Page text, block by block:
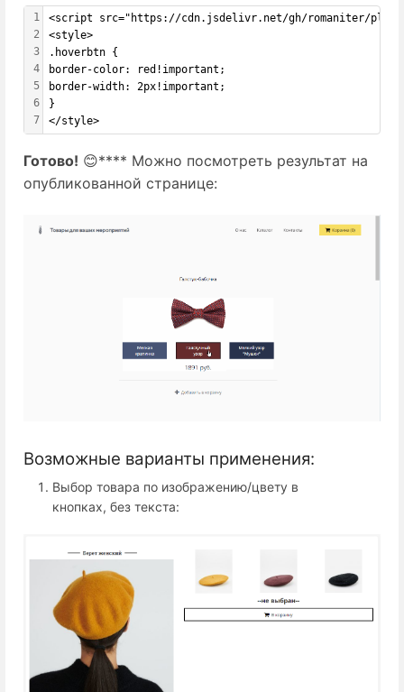
1
2
3
4
5
6
7
<script src="https://cdn.jsdelivr.net/gh/romaniter/
<style>
.hoverbtn {
border-color: red!important;
border-width: 2px!important;
}
</style>
Готово! 😊**** Можно посмотреть результат на
опубликованной странице:
Возможные варианты применения:
Выбор товара по изображению/цвету в
кнопках, без текста: